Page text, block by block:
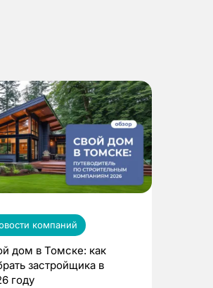
компаний
дом в Томске: как
застройщика в
году